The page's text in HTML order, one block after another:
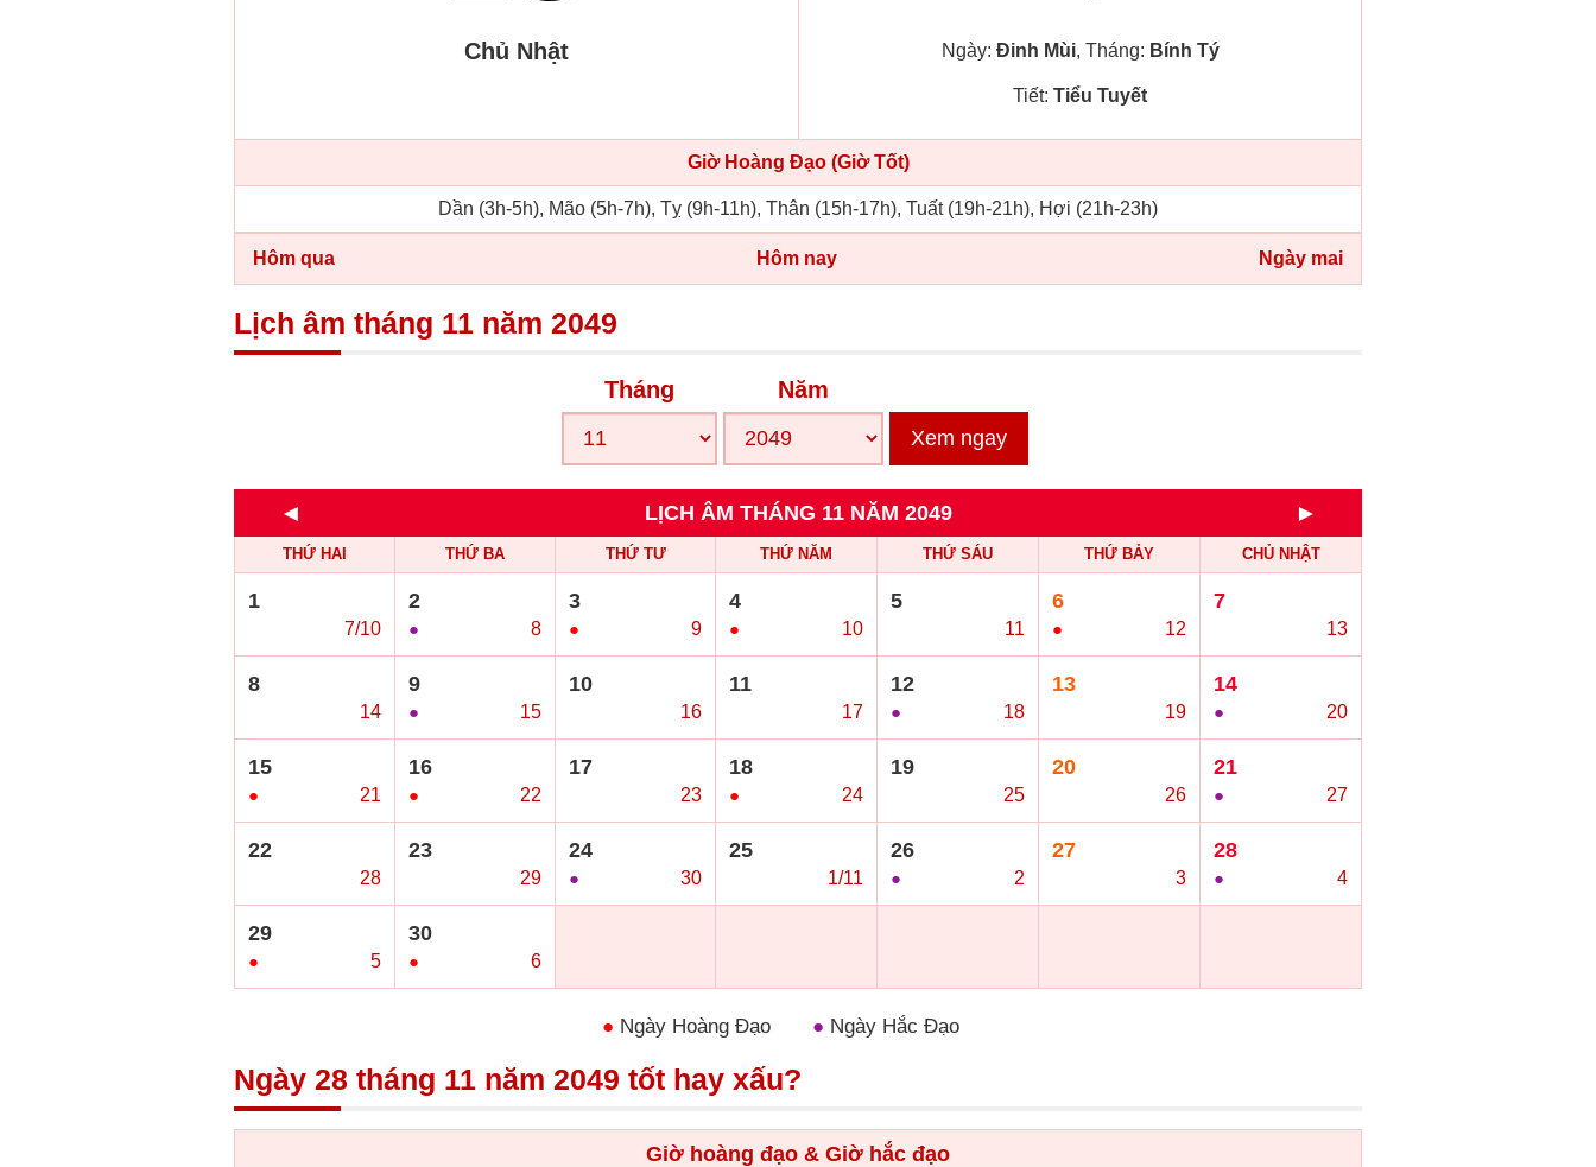
Chủ Nhật Ngày: Đinh Mùi, Tháng: Bính Tý
Tiết: Tiểu Tuyết
Giờ Hoàng Đạo (Giờ Tốt)
Dần (3h-5h), Mão (5h-7h), Tỵ (9h-11h), Thân (15h-17h), Tuất (19h-21h), Hợi (21h-23h)
Hôm qua Hôm nay Ngày mai
Lịch âm tháng 11 năm 2049
Tháng Năm
Xem ngay
◄ LỊCH ÂM THÁNG 11 NĂM 2049 ►
THỨ HAI THỨ BA THỨ TƯ THỨ NĂM THỨ SÁU THỨ BẢY CHỦ NHẬT
1
7/10
2
● 8
3
● 9
4
● 10
5
11
6
● 12
7
13
8
14
9
● 15
10
16
11
17
12
● 18
13
19
14
● 20
15
● 21
16
● 22
17
23
18
● 24
19
25
20
26
21
● 27
22
28
23
29
24
● 30
25
1/11
26
● 2
27
3
28
● 4
29
● 5
30
● 6
● Ngày Hoàng Đạo ● Ngày Hắc Đạo
Ngày 28 tháng 11 năm 2049 tốt hay xấu?
Giờ hoàng đạo & Giờ hắc đạo